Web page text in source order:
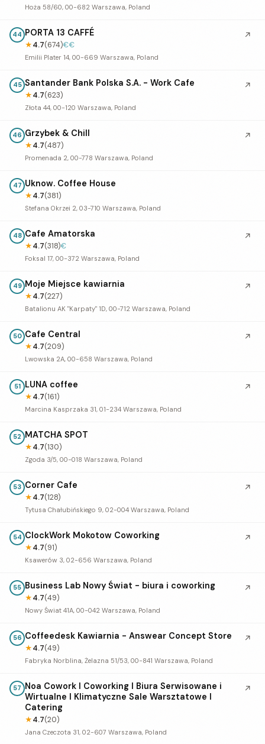
Hoża 58/60, 00-682 Warszawa, Poland
44 PORTA 13 CAFFÉ
★4.7(674)€€
Emilii Plater 14, 00-669 Warszawa, Poland
↗
45 Santander Bank Polska S.A. - Work Cafe
★4.7(623)
Złota 44, 00-120 Warszawa, Poland
↗
46 Grzybek & Chill
★4.7(487)
Promenada 2, 00-778 Warszawa, Poland
↗
47 Uknow. Coffee House
★4.7(381)
Stefana Okrzei 2, 03-710 Warszawa, Poland
48 Cafe Amatorska
★4.7(318)€
Foksal 17, 00-372 Warszawa, Poland
↗
49 Moje Miejsce kawiarnia
★4.7(227)
Batalionu AK "Karpaty" 1D, 00-712 Warszawa, Poland
↗
50 Cafe Central
★4.7(209)
Lwowska 2A, 00-658 Warszawa, Poland
↗
51 LUNA coffee
★4.7(161)
Marcina Kasprzaka 31, 01-234 Warszawa, Poland
↗
52 MATCHA SPOT
★4.7(130)
Zgoda 3/5, 00-018 Warszawa, Poland
53 Corner Cafe
★4.7(128)
Tytusa Chałubińskiego 9, 02-004 Warszawa, Poland
↗
54 ClockWork Mokotow Coworking
★4.7(91)
Ksawerów 3, 02-656 Warszawa, Poland
↗
55 Business Lab Nowy Świat - biura i coworking
★4.7(49)
Nowy Świat 41A, 00-042 Warszawa, Poland
↗
56 Coffeedesk Kawiarnia - Answear Concept Store
★4.7(49)
Fabryka Norblina, Żelazna 51/53, 00-841 Warszawa, Poland
↗
57 Noa Cowork I Coworking I Biura Serwisowane i
Wirtualne I Klimatyczne Sale Warsztatowe I
Catering
★4.7(20)
Jana Czeczota 31, 02-607 Warszawa, Poland
↗